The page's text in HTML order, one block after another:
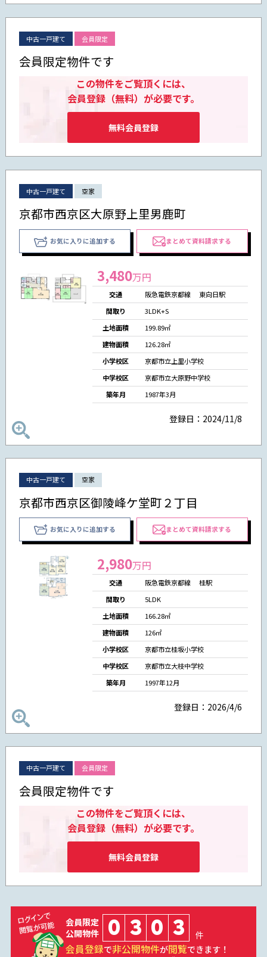
中古一戸建て 会員限定
会員限定物件です
この物件をご覧頂くには、
会員登録（無料）が必要です。
無料会員登録
中古一戸建て 空家
京都市西京区大原野上里男鹿町
お気に入りに追加する まとめて資料請求する
3,480万円
交通
阪急電鉄京都線 東向日駅
間取り
3LDK+S
土地面積
199.89㎡
建物面積
126.28㎡
小学校区
京都市立上里小学校
中学校区
京都市立大原野中学校
築年月
1987年3月
登録日：2024/11/8
中古一戸建て 空家
京都市西京区御陵峰ケ堂町２丁目
お気に入りに追加する まとめて資料請求する
2,980万円
交通
阪急電鉄京都線 桂駅
間取り
5LDK
土地面積
166.28㎡
建物面積
126㎡
小学校区
京都市立桂坂小学校
中学校区
京都市立大枝中学校
築年月
1997年12月
登録日：2026/4/6
中古一戸建て 会員限定
会員限定物件です
この物件をご覧頂くには、
会員登録（無料）が必要です。
無料会員登録
会員限定
公開物件
0 3 0 3 件
会員登録で非公開物件が閲覧できます！